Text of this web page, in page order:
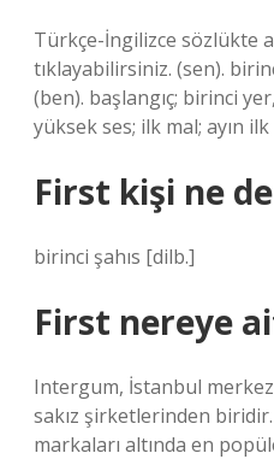
Türkçe-İngilizce sözlükte
tıklayabilirsiniz. (sen).
(ben). başlangıç; birinci
yüksek ses; ilk mal; ayın
First kişi ne
birinci şahıs [dilb.]
First nereye
Intergum, İstanbul
sakız şirketlerinden biridir.
markaları altında en